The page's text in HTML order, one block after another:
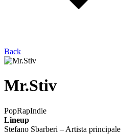
Back
Mr.Stiv
PopRapIndie
Lineup
Stefano Sbarberi – Artista principale